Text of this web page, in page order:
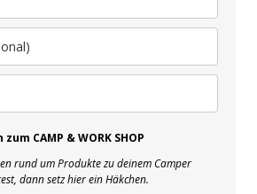
CAMP & WORK SHOP
rund um Produkte zu deinem Camper
dann setz hier ein Häkchen.